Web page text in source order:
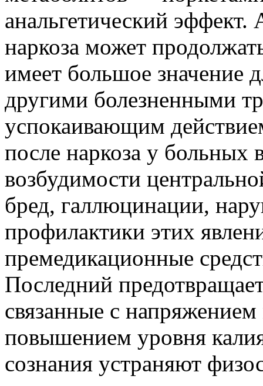
анальгетический эффект.
наркоза может
имеет большое значение
другими болезненными
успокаивающим
после наркоза у больных
возбудимости
бред, галлюцинации,
профилактики этих
премедикационные
Последний
связанные с
повышением уровня
сознания устраняют